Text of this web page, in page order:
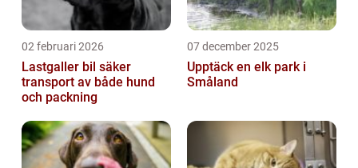
02 februari 2026
Lastgaller bil säker
transport av både hund
och packning
07 december 2025
Upptäck en elk park i
Småland